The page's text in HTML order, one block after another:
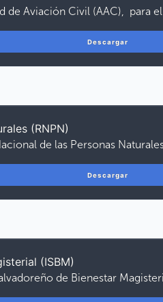
de Aviación Civil (AAC), para
Descargar
(RNPN)
de las Personas
Descargar
(ISBM)
de Bienestar